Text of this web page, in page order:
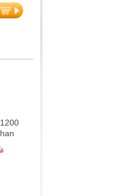
von 5 von 5 Sternen
ist